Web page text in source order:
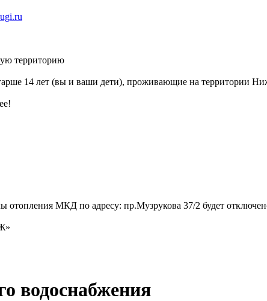
территорию
14 лет (вы и ваши дети), проживающие на территории
отопления МКД по адресу: пр.Музрукова 37/2 будет
водоснабжения